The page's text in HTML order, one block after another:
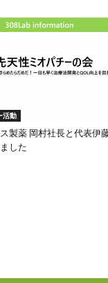
活動
製薬 岡村社長と代表伊
した